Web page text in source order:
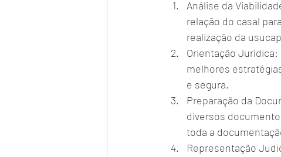
Análise da
relação do casal
realização da
Orientação
melhores
e segura.
Preparação da
diversos
toda a
Representação